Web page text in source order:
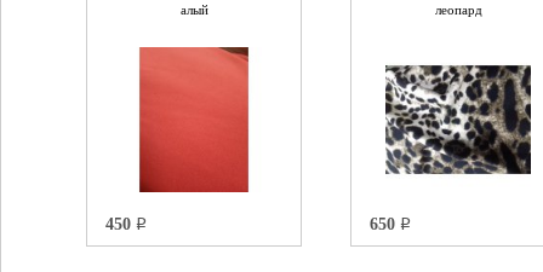
алый
450 q
леопард
650 q